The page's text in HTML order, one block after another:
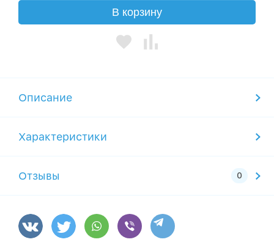
В корзину
Описание
Характеристики
Отзывы